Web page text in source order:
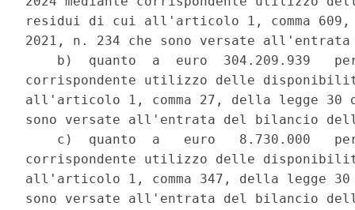
residui di cui all'articolo 1, comma
2021, n. 234 che sono versate
b)  quanto  a  euro  304.209.939
corrispondente utilizzo delle
all'articolo 1, comma 27, della legge 30
sono versate all'entrata del bilancio
c)  quanto  a   euro   8.730.000
corrispondente utilizzo delle
all'articolo 1, comma 347, della legge 30
sono versate all'entrata del bilancio